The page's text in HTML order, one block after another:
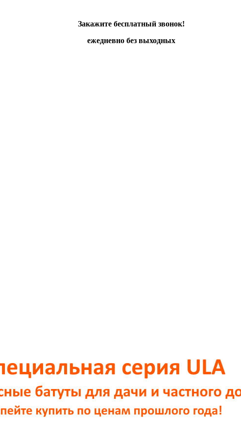
Закажите бесплатный звонок!
ежедневно без выходных